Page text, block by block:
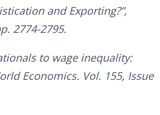
and Exporting?”,
2774-2795.
to wage inequality:
Economics. Vol. 155, Issue